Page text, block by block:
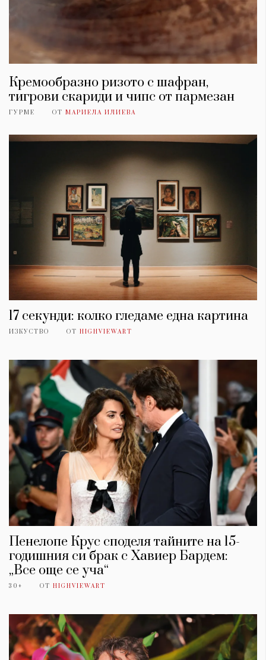
Кремообразно ризото с шафран,
тигрови скариди и чипс от пармезан
ГУРМЕ ОТ МАРИЕЛА ИЛИЕВА
17 секунди: колко гледаме една картина
ИЗКУСТВО ОТ HIGHVIEWART
Пенелопе Крус споделя тайните на 15-
годишния си брак с Хавиер Бардем:
„Все още се уча“
30+ ОТ HIGHVIEWART